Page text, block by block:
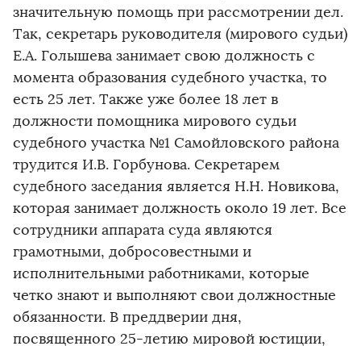
значительную помощь при рассмотрении дел.
Так, секретарь руководителя (мирового судьи)
Е.А. Голышева занимает свою должность с
момента образования судебного участка, то
есть 25 лет. Также уже более 18 лет в
должности помощника мирового судьи
судебного участка №1 Самойловского района
трудится И.В. Горбунова. Секретарем
судебного заседания является Н.Н. Новикова,
которая занимает должность около 19 лет. Все
сотрудники аппарата суда являются
грамотными, добросовестными и
исполнительными работниками, которые
четко знают и выполняют свои должностные
обязанности. В преддверии дня,
посвященного 25-летию мировой юстиции,